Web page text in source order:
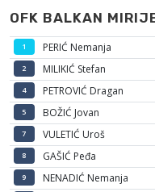
OFK BALKAN
1 PERIĆ Nemanja
2 MILIKIĆ Stefan
4 PETROVIĆ Dragan
5 BOŽIĆ Jovan
7 VULETIĆ Uroš
8 GAŠIĆ Peđa
9 NENADIĆ Nemanja